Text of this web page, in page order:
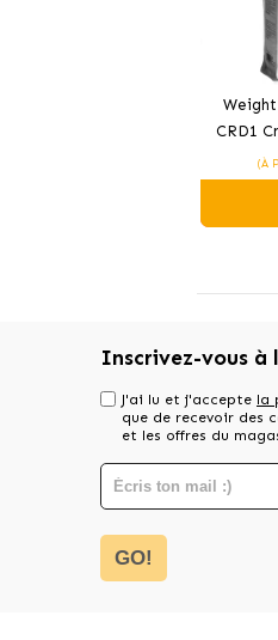
CRD1
(À
Inscrivez-vous à
J'ai lu et j'accepte la
que de recevoir des
et les offres du
GO!